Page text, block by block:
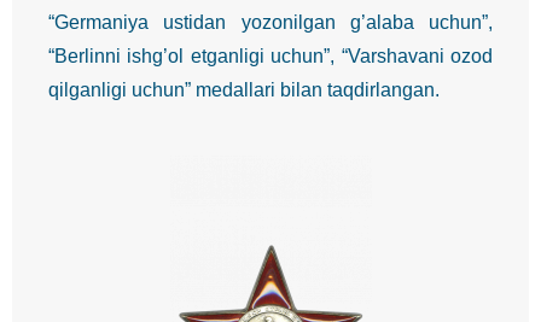
“Germaniya ustidan yozonilgan g’alaba uchun”,
“Berlinni ishg’ol etganligi uchun”, “Varshavani ozod
qilganligi uchun” medallari bilan taqdirlangan.